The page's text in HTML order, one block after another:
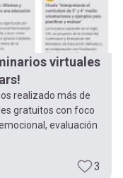
virtuales
realizado más de
gratuitos con foco
evaluación
3